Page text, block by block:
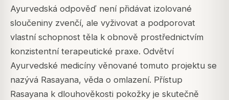
Ayurvedská odpověď není přidávat izolované
sloučeniny zvenčí, ale vyživovat a podporovat
vlastní schopnost těla k obnově prostřednictvím
konzistentní terapeutické praxe. Odvětví
Ayurvedské medicíny věnované tomuto projektu se
nazývá Rasayana, věda o omlazení. Přístup
Rasayana k dlouhověkosti pokožky je skutečně